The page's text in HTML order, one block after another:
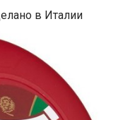
в Италии